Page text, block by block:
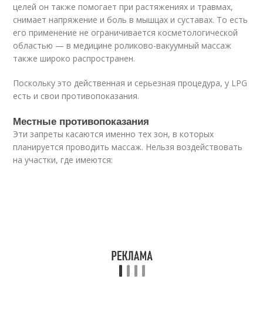
целей он также помогает при растяжениях и травмах,
снимает напряжение и боль в мышцах и суставах. То есть
его применение не ограничивается косметологической
областью — в медицине роликово-вакуумный массаж
также широко распространен.
Поскольку это действенная и серьезная процедура, у LPG
есть и свои противопоказания.
Местные противопоказания
Эти запреты касаются именно тех зон, в которых
планируется проводить массаж. Нельзя воздействовать
на участки, где имеются: